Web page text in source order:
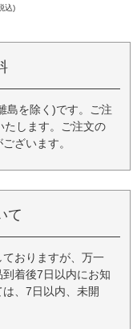
込)
島を除く)です。ご注
たします。ご注文の
ざいます。
て
おりますが、万一
着後7日以内にお知
、7日以内、未開